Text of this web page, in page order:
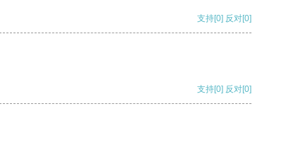
支持[0] 反对[0]
支持[0] 反对[0]